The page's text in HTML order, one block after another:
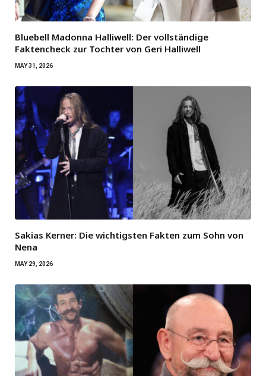
Bluebell Madonna Halliwell: Der vollständige
Faktencheck zur Tochter von Geri Halliwell
MAY 31, 2026
Sakias Kerner: Die wichtigsten Fakten zum Sohn von
Nena
MAY 29, 2026